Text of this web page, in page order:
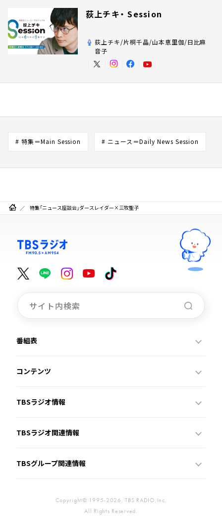
荻上チキ・ Session
荻上チキ/片桐千晶/山本恵里伽/日比麻
音子
# 特集＝Main Session # ニュース＝Daily News Session
特集「ニュース座談会」ダースレイダー×三牧聖子
番組表
コンテンツ
TBSラジオ情報
TBSラジオ関連情報
TBSグループ関連情報
Copyright© 1995-2026, TBS RADIO,Inc.
All Rights Reserved.